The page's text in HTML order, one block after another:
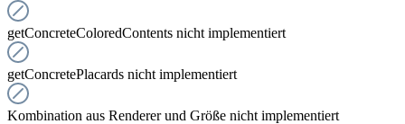
getConcreteColoredContents nicht implementiert
getConcretePlacards nicht implementiert
Kombination aus Renderer und Größe nicht implementiert